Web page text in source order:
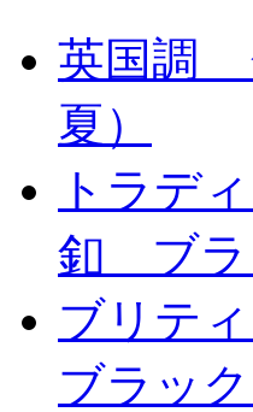
英国調
夏）
トラデ
釦 ブラ
ブリテ
ブラック